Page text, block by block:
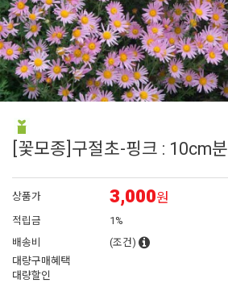
10 채송화
[꽃모종]구절초-핑크 : 10cm분
상품가 3,000원
적립금
1%
배송비
(조건)
대량구매혜택
대량할인